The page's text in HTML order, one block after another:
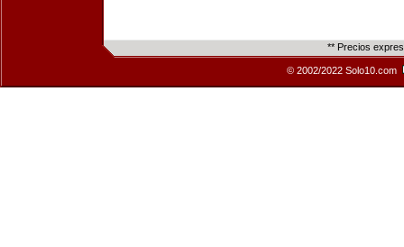
** Precios
© 2002/2022 Solo10.com